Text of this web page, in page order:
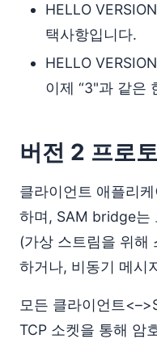
HELLO
택사항입니다.
HELLO
이제 “3"과 같은
버전 2 프로
클라이언트 애플리
하며, SAM bridge는
(가상 스트림을 위해
하거나, 비동기 메시
모든 클라이언트
TCP 소켓을 통해 암